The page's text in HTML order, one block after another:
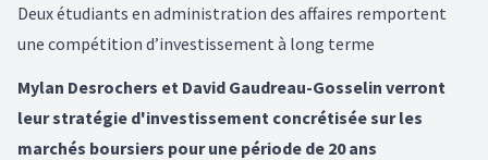
Deux étudiants en administration des affaires remportent
une compétition d’investissement à long terme
Mylan Desrochers et David Gaudreau-Gosselin verront
leur stratégie d'investissement concrétisée sur les
marchés boursiers pour une période de 20 ans